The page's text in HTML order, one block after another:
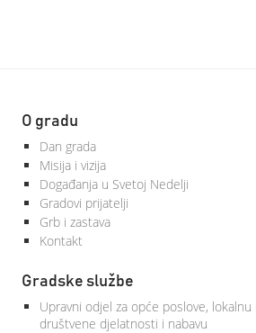
O gradu
Dan grada
Misija i vizija
Događanja u Svetoj Nedelji
Gradovi prijatelji
Grb i zastava
Kontakt
Gradske službe
Upravni odjel za opće poslove,
društvene djelatnosti i nabavu